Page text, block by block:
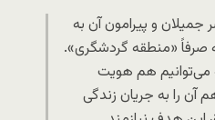
و پیرامون آن به
صرفاً «منطقه گردشگری».
می‌توانیم هم هویت
آن را به جریان زندگی